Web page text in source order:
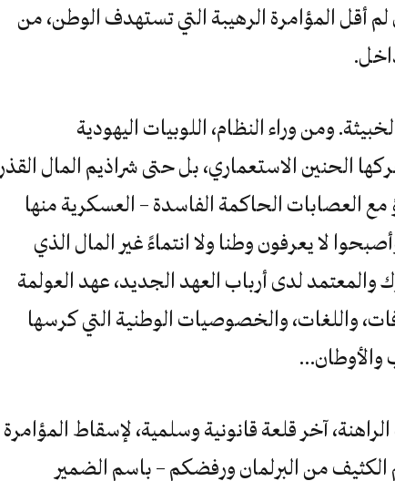
أقل المؤامرة الرهيبة التي تستهدف الوطن، من
ومن وراء النظام، اللوبيات اليهودية
الحنين الاستعماري، بل حتى شراذيم المال القذر
مع العصابات الحاكمة الفاسدة – العسكرية منها
لا يعرفون وطنا ولا انتماءً غير المال الذي
والمعتمد لدى أرباب العهد الجديد، عهد العولمة
واللغات، والخصوصيات الوطنية التي كرسها
والأوطان…
آخر قلعة قانونية وسلمية، لإسقاط المؤامرة
من البرلمان ورفضكم – باسم الضمير